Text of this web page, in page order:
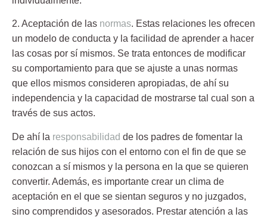
2. Aceptación de las normas. Estas relaciones les ofrecen
un modelo de conducta y la facilidad de aprender a hacer
las cosas por sí mismos. Se trata entonces de modificar
su comportamiento para que se ajuste a unas normas
que ellos mismos consideren apropiadas, de ahí su
independencia y la capacidad de mostrarse tal cual son a
través de sus actos.
De ahí la responsabilidad de los padres de fomentar la
relación de sus hijos con el entorno con el fin de que se
conozcan a sí mismos y la persona en la que se quieren
convertir. Además, es importante crear un clima de
aceptación en el que se sientan seguros y no juzgados,
sino comprendidos y asesorados. Prestar atención a las